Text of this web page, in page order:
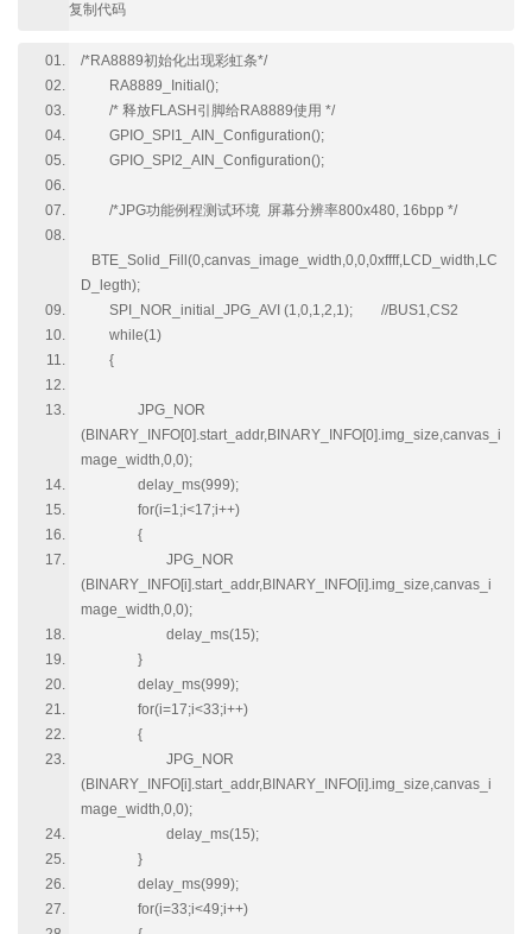
复制代码
/*RA8889初始化出现彩虹条*/
RA8889_Initial();
/* 释放FLASH引脚给RA8889使用 */
GPIO_SPI1_AIN_Configuration();
GPIO_SPI2_AIN_Configuration();
/*JPG功能例程测试环境 屏幕分辨率800x480, 16bpp */
BTE_Solid_Fill(0,canvas_image_width,0,0,0xffff,LCD_width,LC
D_legth);
SPI_NOR_initial_JPG_AVI (1,0,1,2,1); //BUS1,CS2
while(1)
{
JPG_NOR
(BINARY_INFO[0].start_addr,BINARY_INFO[0].img_size,canvas_i
mage_width,0,0);
delay_ms(999);
for(i=1;i<17;i++)
{
JPG_NOR
(BINARY_INFO[i].start_addr,BINARY_INFO[i].img_size,canvas_i
mage_width,0,0);
delay_ms(15);
}
delay_ms(999);
for(i=17;i<33;i++)
{
JPG_NOR
(BINARY_INFO[i].start_addr,BINARY_INFO[i].img_size,canvas_i
mage_width,0,0);
delay_ms(15);
}
delay_ms(999);
for(i=33;i<49;i++)